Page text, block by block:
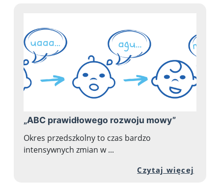
„ABC prawidłowego rozwoju mowy”
Okres przedszkolny to czas bardzo
intensywnych zmian w ...
Czytaj więcej